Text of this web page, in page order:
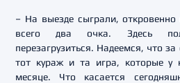
– На выезде сыграли,
всего два очка. Здесь
перезагрузиться. Надеемся, что за
тот кураж и та игра, которые у
месяце. Что касается